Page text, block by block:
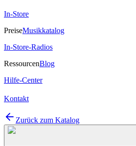
In-Store
PreiseMusikkatalog
In-Store-Radios
RessourcenBlog
Hilfe-Center
Kontakt
Zurück zum Katalog